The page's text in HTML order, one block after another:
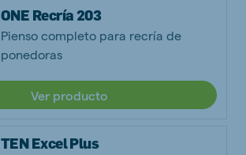
ONE Recría 203
Pienso completo para recría de
ponedoras
Ver producto
TEN Excel Plus